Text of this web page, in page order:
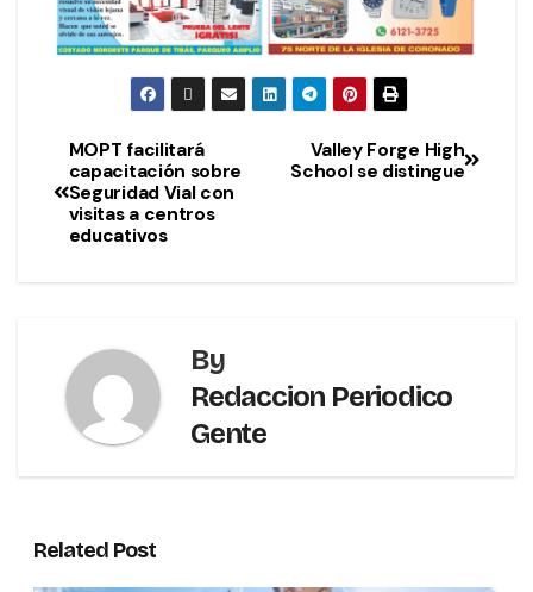
Valley Forge High
School se distingue
MOPT facilitará
capacitación sobre
Seguridad Vial con
visitas a centros
educativos
By
Redaccion Periodico
Gente
Related Post